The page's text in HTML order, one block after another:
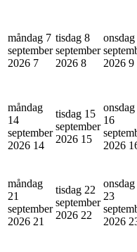
måndag 7
september
2026 7
tisdag 8
september
2026 8
2026 9
måndag
14
september
2026 14
tisdag 15
september
2026 15
onsdag
16
2026
måndag
21
september
2026 21
tisdag 22
september
2026 22
onsdag
23
2026